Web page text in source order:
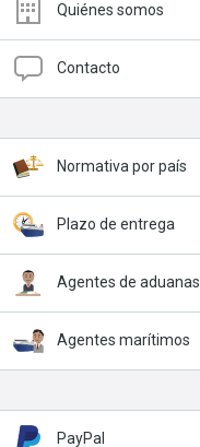
Quiénes somos
Contacto
Normativa por país
Plazo de entrega
Agentes de aduanas
Agentes marítimos
PayPal